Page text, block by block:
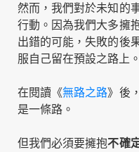
然而，我們對於未知的
行動。因為我們大多擁
出錯的可能，失敗的後
服自己留在預設之路上。
在閱讀《無路之路》後
是一條路。
但我們必須要擁抱不確